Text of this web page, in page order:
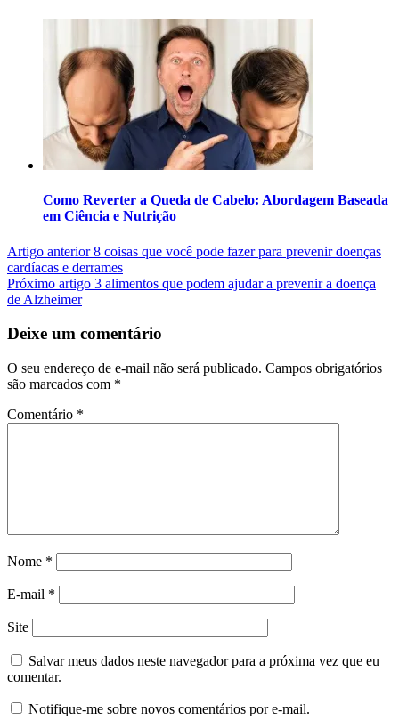
Como Reverter a Queda de Cabelo: Abordagem Baseada
em Ciência e Nutrição
Artigo anterior8 coisas que você pode fazer para prevenir doenças
cardíacas e derrames
Próximo artigo 3 alimentos que podem ajudar a prevenir a doença
de Alzheimer
Deixe um comentário
O seu endereço de e-mail não será publicado. Campos obrigatórios
são marcados com *
Comentário *
Nome *
E-mail *
Site
Salvar meus dados neste navegador para a próxima vez que eu
comentar.
Notifique-me sobre novos comentários por e-mail.